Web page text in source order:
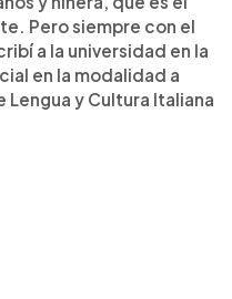
Pero siempre con el
a la universidad en la
en la modalidad a
y Cultura Italiana